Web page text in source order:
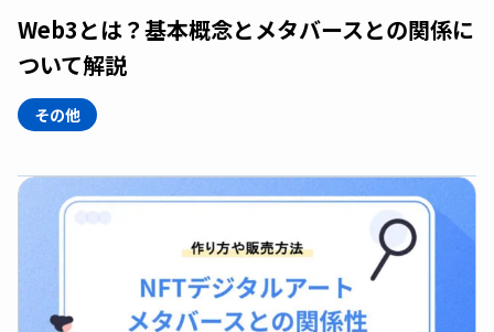
Web3とは？基本概念とメタバースとの関係に
ついて解説
その他